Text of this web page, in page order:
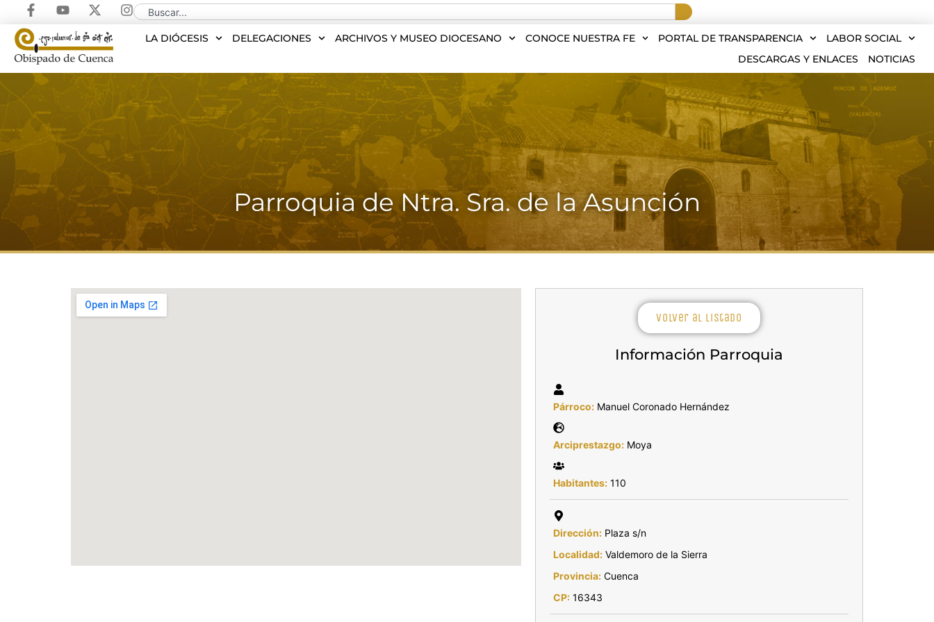
LA DIÓCESIS DELEGACIONES ARCHIVOS Y MUSEO DIOCESANO CONOCE NUESTRA FE PORTAL DE TRANSPARENCIA
LABOR SOCIAL
DESCARGAS Y ENLACES
NOTICIAS
Parroquia de Ntra. Sra. de la Asunción
Volver al listado
Información Parroquia
Párroco: Manuel Coronado Hernández
Arciprestazgo: Moya
Habitantes: 110
Dirección: Plaza s/n
Localidad: Valdemoro de la Sierra
Provincia: Cuenca
CP: 16343